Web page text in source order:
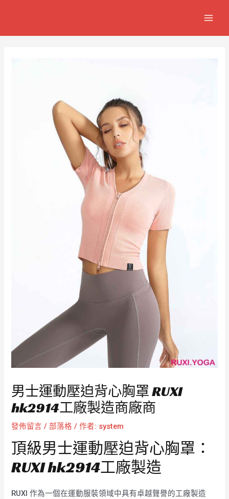
男士運動壓迫背心胸罩 RUXI
hk2914工廠製造商廠商
發佈留言 /部落格 / 作者: system
頂級男士運動壓迫背心胸罩：
RUXI hk2914工廠製造
RUXI 作為一個在運動服裝領域中具有卓越聲譽的工廠製造